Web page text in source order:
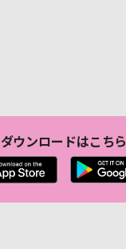
ダウンロードはこちら